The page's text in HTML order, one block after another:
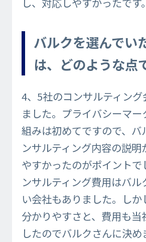
バルクを選んでい
は、どのような点
4、5社のコンサルティン
ました。プライバシーマー
組みは初めてですので、バ
ンサルティング内容の説明
やすかったのがポイントで
ンサルティング費用はバル
い会社もありました。し
分かりやすさと、費用も当
したのでバルクさんに決め